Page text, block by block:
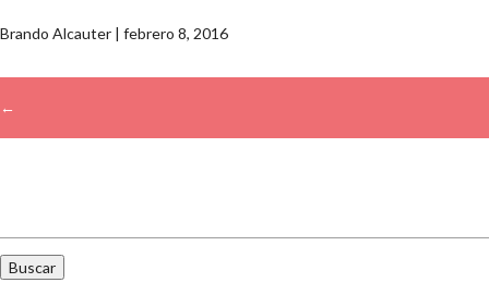
Brando Alcauter | febrero 8, 2016
←